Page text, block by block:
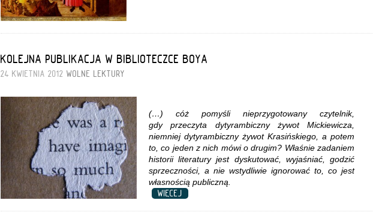
KOLEJNA PUBLIKACJA W BIBLIOTECZCE BOYA
24 KWIETNIA 2012 WOLNE LEKTURY
(…) cóż pomyśli nieprzygotowany czytelnik,
gdy przeczyta dytyrambiczny żywot Mickiewicza,
niemniej dytyrambiczny żywot Krasińskiego, a potem
to, co jeden z nich mówi o drugim? Właśnie zadaniem
historii literatury jest dyskutować, wyjaśniać, godzić
sprzeczności, a nie wstydliwie ignorować to, co jest
własnością publiczną.
WIĘCEJ